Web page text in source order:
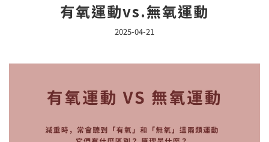
有氧運動vs.無氧運動
2025-04-21